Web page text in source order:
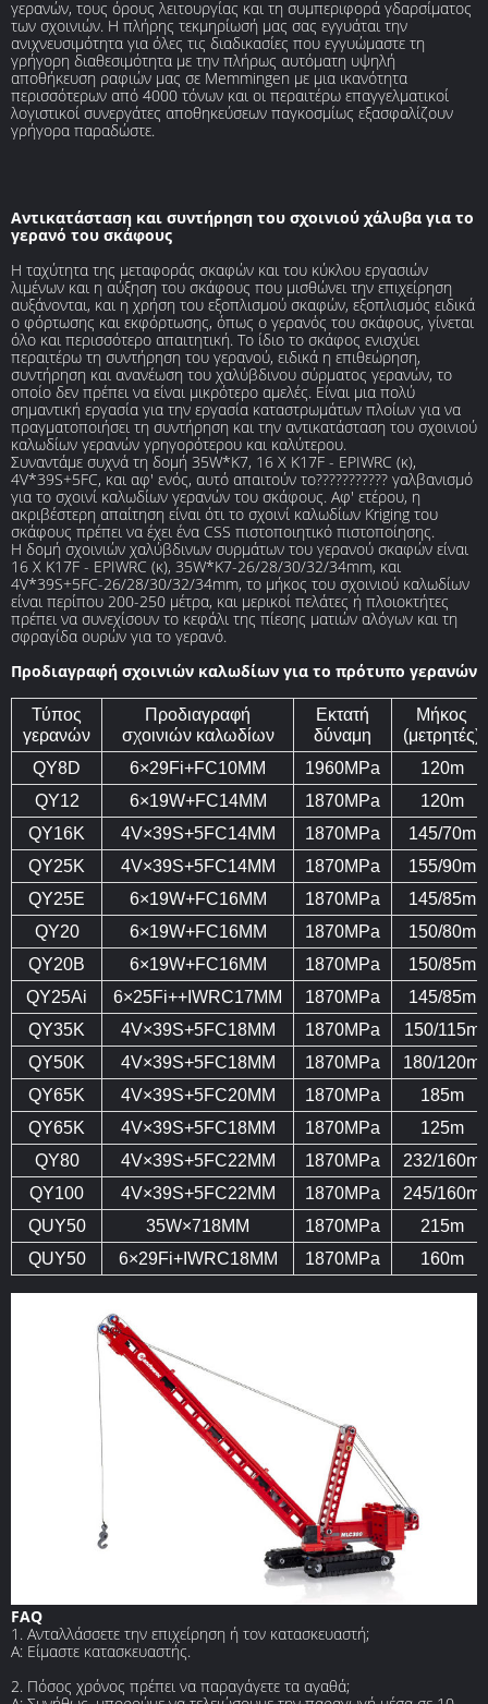
γερανών, τους όρους λειτουργίας και τη συμπεριφορά γδαρσίματος
των σχοινιών. Η πλήρης τεκμηρίωσή μας σας εγγυάται την
ανιχνευσιμότητα για όλες τις διαδικασίες που εγγυώμαστε τη
γρήγορη διαθεσιμότητα με την πλήρως αυτόματη υψηλή
αποθήκευση ραφιών μας σε Memmingen με μια ικανότητα
περισσότερων από 4000 τόνων και οι περαιτέρω επαγγελματικοί
λογιστικοί συνεργάτες αποθηκεύσεων παγκοσμίως εξασφαλίζουν
γρήγορα παραδώστε.
Αντικατάσταση και συντήρηση του σχοινιού χάλυβα για το
γερανό του σκάφους
Η ταχύτητα της μεταφοράς σκαφών και του κύκλου εργασιών
λιμένων και η αύξηση του σκάφους που μισθώνει την επιχείρηση
αυξάνονται, και η χρήση του εξοπλισμού σκαφών, εξοπλισμός ειδικά
ο φόρτωσης και εκφόρτωσης, όπως ο γερανός του σκάφους, γίνεται
όλο και περισσότερο απαιτητική. Το ίδιο το σκάφος ενισχύει
περαιτέρω τη συντήρηση του γερανού, ειδικά η επιθεώρηση,
συντήρηση και ανανέωση του χαλύβδινου σύρματος γερανών, το
οποίο δεν πρέπει να είναι μικρότερο αμελές. Είναι μια πολύ
σημαντική εργασία για την εργασία καταστρωμάτων πλοίων για να
πραγματοποιήσει τη συντήρηση και την αντικατάσταση του σχοινιού
καλωδίων γερανών γρηγορότερου και καλύτερου.
Συναντάμε συχνά τη δομή 35W*K7, 16 Χ K17F - EPIWRC (κ),
4V*39S+5FC, και αφ' ενός, αυτό απαιτούν το??????????? γαλβανισμό
για το σχοινί καλωδίων γερανών του σκάφους. Αφ' ετέρου, η
ακριβέστερη απαίτηση είναι ότι το σχοινί καλωδίων Kriging του
σκάφους πρέπει να έχει ένα CSS πιστοποιητικό πιστοποίησης.
Η δομή σχοινιών χαλύβδινων συρμάτων του γερανού σκαφών είναι
16 Χ K17F - EPIWRC (κ), 35W*K7-26/28/30/32/34mm, και
4V*39S+5FC-26/28/30/32/34mm, το μήκος του σχοινιού καλωδίων
είναι περίπου 200-250 μέτρα, και μερικοί πελάτες ή πλοιοκτήτες
πρέπει να συνεχίσουν το κεφάλι της πίεσης ματιών αλόγων και τη
σφραγίδα ουρών για το γερανό.
Προδιαγραφή σχοινιών καλωδίων για το πρότυπο γερανών
Τύπος
γερανών
Προδιαγραφή
σχοινιών καλωδίων
Εκτατή
δύναμη
Μήκος
(μετρητές)
QY8D
6×29Fi+FC10MM 1960MPa
120m
QY12
6×19W+FC14MM 1870MPa
120m
QY16K
4V×39S+5FC14MM 1870MPa
145/70m
QY25K
4V×39S+5FC14MM 1870MPa
155/90m
QY25E
6×19W+FC16MM 1870MPa
145/85m
QY20
6×19W+FC16MM 1870MPa
150/80m
QY20B
6×19W+FC16MM 1870MPa
150/85m
QY25Ai
6×25Fi++IWRC17MM 1870MPa
145/85m
QY35K
4V×39S+5FC18MM 1870MPa
150/115m
QY50K
4V×39S+5FC18MM 1870MPa
180/120m
QY65K
4V×39S+5FC20MM 1870MPa
185m
QY65K
4V×39S+5FC18MM 1870MPa
125m
QY80
4V×39S+5FC22MM 1870MPa
232/160m
QY100
4V×39S+5FC22MM 1870MPa
245/160m
QUY50
35W×718MM 1870MPa
215m
QUY50
6×29Fi+IWRC18MM 1870MPa 160m
FAQ
1. Ανταλλάσσετε την επιχείρηση ή τον κατασκευαστή;
Α: Είμαστε κατασκευαστής.
2. Πόσος χρόνος πρέπει να παραγάγετε τα αγαθά;